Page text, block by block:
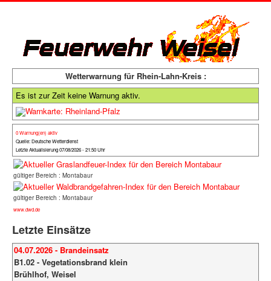
Wetterwarnung für Rhein-Lahn-Kreis :
Es ist zur Zeit keine Warnung aktiv.
0 Warnung(en) aktiv
Quelle: Deutsche Wetterdienst
Letzte Aktualisierung 07/08/2026 - 21:50 Uhr
gültiger Bereich : Montabaur
gültiger Bereich : Montabaur
www.dwd.de
Letzte Einsätze
04.07.2026 - Brandeinsatz
B1.02 - Vegetationsbrand klein
Brühlhof, Weisel